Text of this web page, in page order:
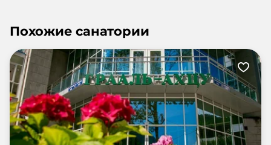
Похожие санатории